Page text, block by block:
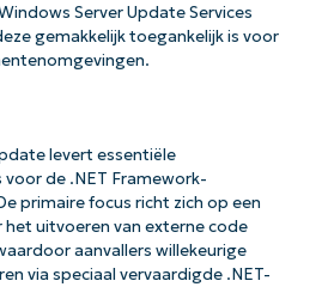
Server Update Services
gemakkelijk toegankelijk is voor
levert essentiële
de .NET Framework-
primaire focus richt zich op een
uitvoeren van externe code
aanvallers willekeurige
via speciaal vervaardigde .NET-